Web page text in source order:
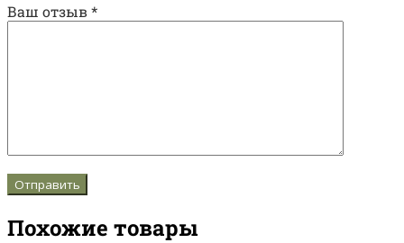
Ваш отзыв*
Похожие товары